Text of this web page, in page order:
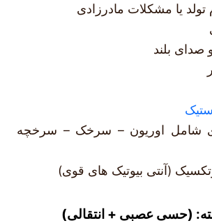
تولد یا مشکلات مادرزادی
صدای بلند
شامل اوریون – سرخک – سرخچه
(آنتی بیوتیک های قوی)
(حسی عصبی + انتقالی)